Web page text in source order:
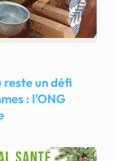
reste un défi
: l’ONG